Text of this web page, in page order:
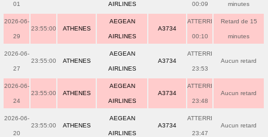
01 AIRLINES 00:09 minutes
2026-06-
29
23:55:00 ATHENES
AEGEAN
AIRLINES
A3734
ATTERRI
00:10
Retard de 15
minutes
2026-06-
27
23:55:00 ATHENES
AEGEAN
AIRLINES
A3734
ATTERRI
23:53
Aucun retard
2026-06-
24
23:55:00 ATHENES
AEGEAN
AIRLINES
A3734
ATTERRI
23:48
Aucun retard
2026-06-
20
23:55:00 ATHENES
AEGEAN
AIRLINES
A3734
ATTERRI
23:47
Aucun retard